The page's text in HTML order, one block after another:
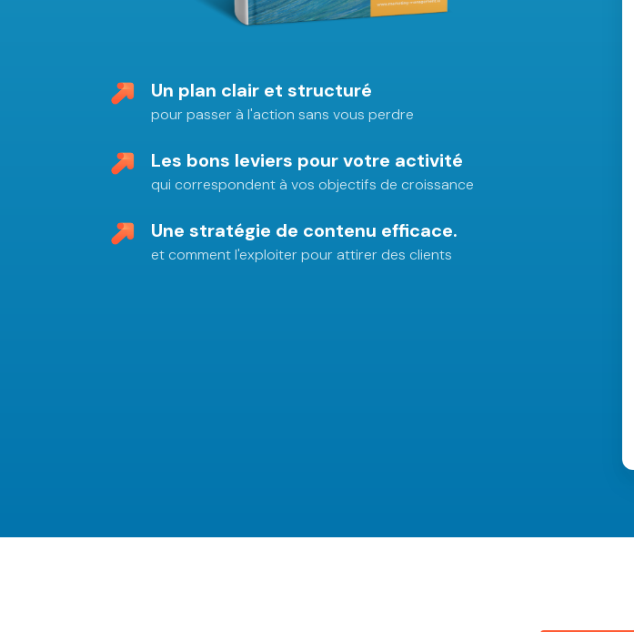
Un plan clair et structuré
pour passer à l'action sans vous perdre
Les bons leviers pour votre activité
qui correspondent à vos objectifs de croissance
Une stratégie de contenu efficace.
et comment l'exploiter pour attirer des clients